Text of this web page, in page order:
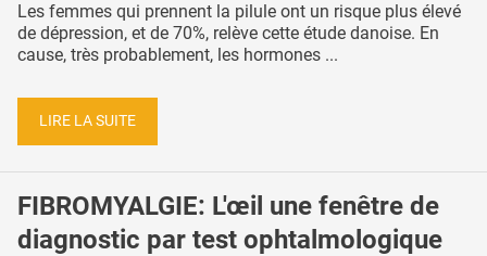
Les femmes qui prennent la pilule ont un risque plus élevé
de dépression, et de 70%, relève cette étude danoise. En
cause, très probablement, les hormones ...
LIRE LA SUITE
FIBROMYALGIE: L'œil une fenêtre de
diagnostic par test ophtalmologique